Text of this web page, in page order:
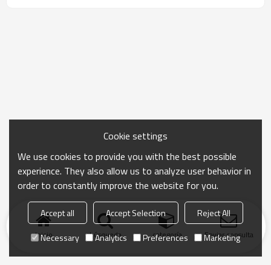
Inicio búsqueda categoría Enviar consulta
Cookie settings
We use cookies to provide you with the best possible
experience. They also allow us to analyze user behavior in
order to constantly improve the website for you.
Accept all Accept Selection
Reject All
Necessary
Analytics Preferences Marketing